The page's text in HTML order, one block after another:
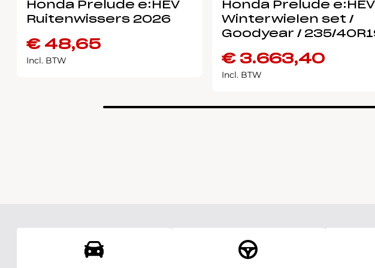
Honda Prelude e:HEV
Ruitenwissers 2026
€48,65
Incl. BTW
Honda Prelude e:HEV
Winterwielen set /
Goodyear / 235/
€3.663,40
Incl. BTW